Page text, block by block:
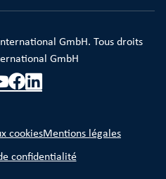
GmbH. Tous droits
GmbH
cookiesMentions légales
confidentialité